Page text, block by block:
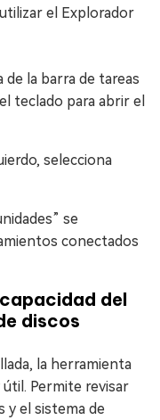
el Explorador
de la barra de tareas
teclado para abrir el
selecciona
se
conectados
del
discos
la herramienta
útil. Permite revisar
y el sistema de